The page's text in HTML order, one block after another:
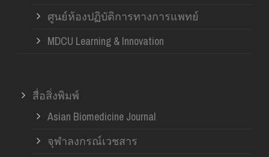
ศูนย์ห้องปฏิบัติการทางการแพทย์
MDCU Learning & Innovation
สื่อสิ่งพิมพ์
Asian Biomedicine Journal
จุฬาลงกรณ์เวชสาร